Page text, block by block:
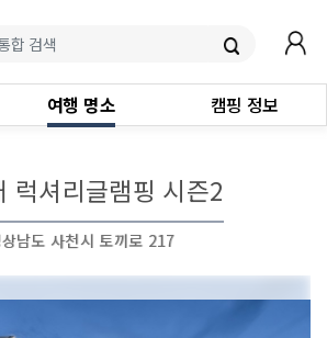
여행 명소 캠핑 정보
럭셔리글램핑 시즌2
남도 사천시 토끼로 217